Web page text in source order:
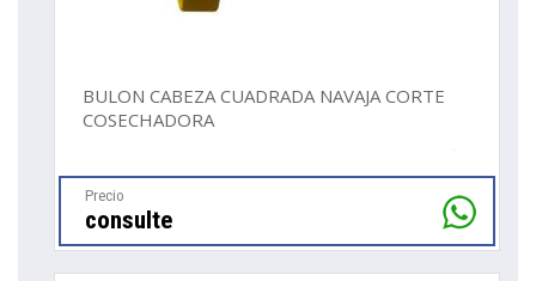
BULON CABEZA CUADRADA NAVAJA CORTE
COSECHADORA
Precio
consulte